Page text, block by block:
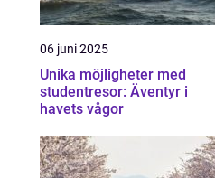
06 juni 2025
Unika möjligheter med
studentresor: Äventyr i
havets vågor